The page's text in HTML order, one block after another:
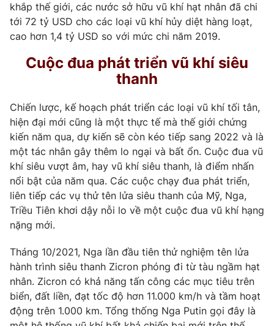
khắp thế giới, các nước sở hữu vũ khí hạt nhân đã chi
tới 72 tỷ USD cho các loại vũ khí hủy diệt hàng loạt,
cao hơn 1,4 tỷ USD so với mức chi năm 2019.
Cuộc đua phát triển vũ khí siêu
thanh
Chiến lược, kế hoạch phát triển các loại vũ khí tối tân,
hiện đại mới cũng là một thực tế mà thế giới chứng
kiến năm qua, dự kiến sẽ còn kéo tiếp sang 2022 và là
một tác nhân gây thêm lo ngại và bất ổn. Cuộc đua vũ
khí siêu vượt âm, hay vũ khí siêu thanh, là điểm nhấn
nổi bật của năm qua. Các cuộc chạy đua phát triển,
liên tiếp các vụ thử tên lửa siêu thanh của Mỹ, Nga,
Triều Tiên khơi dậy nỗi lo về một cuộc đua vũ khí hạng
nặng mới.
Tháng 10/2021, Nga lần đầu tiên thử nghiệm tên lửa
hành trình siêu thanh Zicron phóng đi từ tàu ngầm hạt
nhân. Zicron có khả năng tấn công các mục tiêu trên
biển, đất liền, đạt tốc độ hơn 11.000 km/h và tầm hoạt
động trên 1.000 km. Tổng thống Nga Putin gọi đây là